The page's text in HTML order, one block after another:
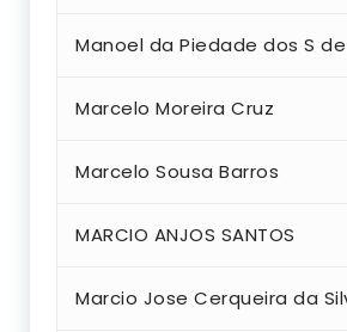
Manoel da Piedade dos S
Marcelo Moreira Cruz
Marcelo Sousa Barros
MARCIO ANJOS SANTOS
Marcio Jose Cerqueira da